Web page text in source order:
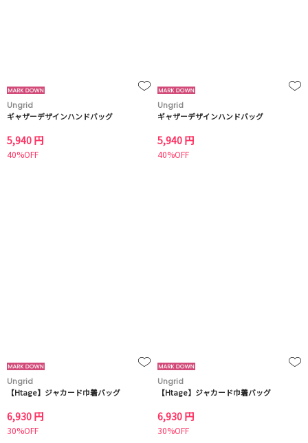
Ungrid
ギャザーデザインハンドバッグ
5,940 円
40%OFF
Ungrid
ギャザーデザインハンドバッグ
5,940 円
40%OFF
Ungrid
【Htage】ジャカード巾着バッグ
6,930 円
30%OFF
Ungrid
【Htage】ジャカード巾着バッグ
6,930 円
30%OFF